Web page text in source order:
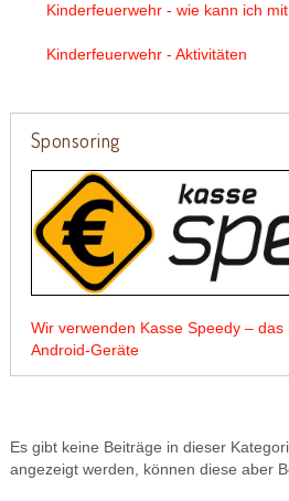
Kinderfeuerwehr - wie kann ich
Kinderfeuerwehr - Aktivitäten
Sponsoring
Wir verwenden Kasse Speedy – das
Android-Geräte
Es gibt keine Beiträge in dieser
angezeigt werden, können diese aber